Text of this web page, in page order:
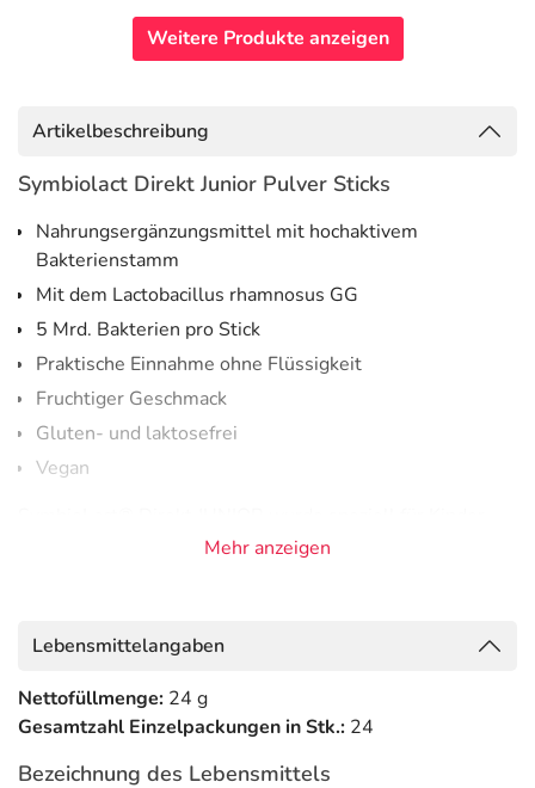
Weitere Produkte anzeigen
Artikelbeschreibung
Symbiolact Direkt Junior Pulver Sticks
Nahrungsergänzungsmittel mit hochaktivem
Bakterienstamm
Mit dem Lactobacillus rhamnosus GG
5 Mrd. Bakterien pro Stick
Praktische Einnahme ohne Flüssigkeit
Fruchtiger Geschmack
Gluten- und laktosefrei
Vegan
entwickelt und bietet eine einfache Möglichkeit, den
kann direkt in den Mund gegeben werden. Ob zuhause, in
der Schule oder auf Reisen: Die Anwendung ist schnell,
unkompliziert und kindgerecht.
SymbioLact® Direkt JUNIOR eignet sich auch für Kinder
Mehr anzeigen
Lebensmittelangaben
Nettofüllmenge: 24 g
Gesamtzahl Einzelpackungen in Stk.: 24
Bezeichnung des Lebensmittels